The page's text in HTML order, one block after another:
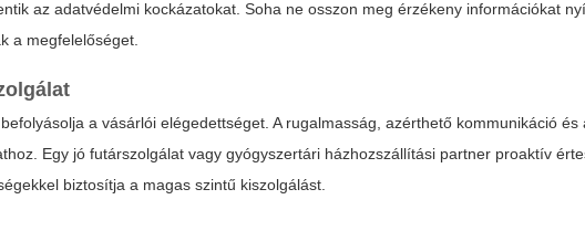
az adatvédelmi kockázatokat. Soha ne osszon meg érzékeny információkat
a megfelelőséget.
a vásárlói elégedettséget. A rugalmasság, azérthető kommunikáció
Egy jó futárszolgálat vagy gyógyszertári házhozszállítási partner proaktív
biztosítja a magas szintű kiszolgálást.